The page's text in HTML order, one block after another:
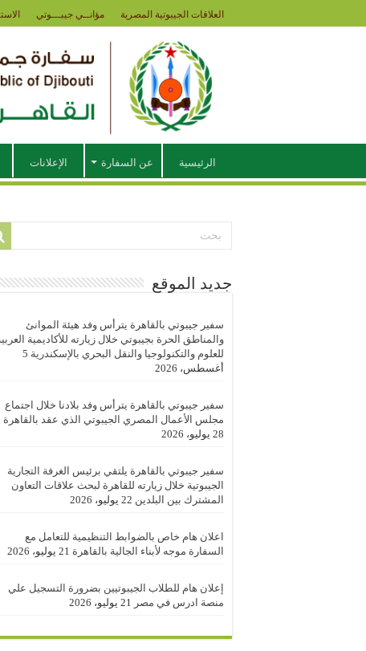
العلاقات الجيبوتية المصرية مؤانــي جيبـــوتي
الرئيسية عن السفارة الإعلانات
جديد الموقع
سفير جيبوتي بالقاهرة يترأس وفد هيئة الموانئ
والمناطق الحرة بجيبوتي خلال زيارته للأكاديمية
للعلوم والتكنولوجيا والنقل البحري بالإسكندرية 5
أغسطس، 2026
سفير جيبوتي بالقاهرة يترأس وفد بلادنا خلال اجتماع
مجلس الأعمال المصري الجيبوتي الذي عقد بالقاهرة
28 يوليو، 2026
سفير جيبوتي بالقاهرة يلتقي برئيس الغرفة التجارية
الجيبوتية خلال زيارته للقاهرة لبحث علاقات التعاون
المشترك بين البلدين 22 يوليو، 2026
اعلان هام خاص بالضوابط التنظيمية للتعامل مع
السفارة موجه لأبناء الجالية بالقاهرة 21 يوليو، 2026
إعلان هام للطلاب الجيبوتيين بضرورة التسجيل علي
منصة ادرس في مصر
21 يوليو، 2026